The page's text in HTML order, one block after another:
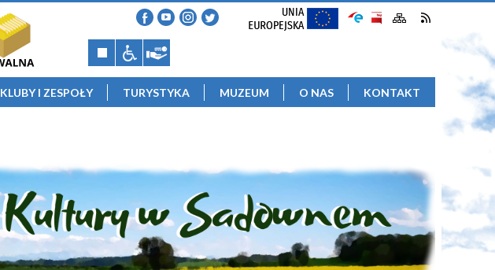
KLUBY I ZESPOŁY TURYSTYKA MUZEUM O NAS KONTAKT